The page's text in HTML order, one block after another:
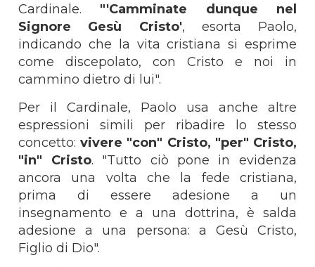
Cardinale. "'Camminate dunque nel
Signore Gesù Cristo', esorta Paolo,
indicando che la vita cristiana si esprime
come discepolato, con Cristo e noi in
cammino dietro di lui".
Per il Cardinale, Paolo usa anche altre
espressioni simili per ribadire lo stesso
concetto:vivere "con" Cristo, "per" Cristo,
"in" Cristo. "Tutto ciò pone in evidenza
ancora una volta che la fede cristiana,
prima di essere adesione a un
insegnamento e a una dottrina, è salda
adesione a una persona: a Gesù Cristo,
Figlio di Dio".